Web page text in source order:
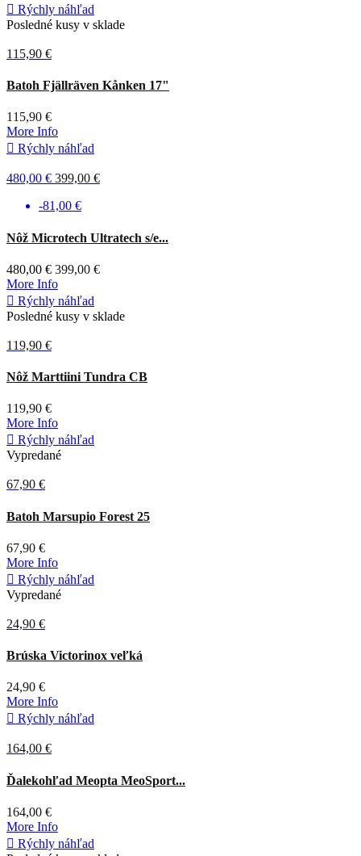
 Rýchly náhľad
Posledné kusy v sklade
115,90 €
Čierna
Batoh Fjällräven Kånken 17"
115,90 €
More Info
 Rýchly náhľad
480,00 € 399,00 €
-81,00 €
Čierna
Nôž Microtech Ultratech s/e...
480,00 € 399,00 €
More Info
 Rýchly náhľad
Posledné kusy v sklade
119,90 €
Hnedá
Nôž Marttiini Tundra CB
119,90 €
More Info
 Rýchly náhľad
Vypredané
67,90 €
Zelená
Batoh Marsupio Forest 25
67,90 €
More Info
 Rýchly náhľad
Vypredané
24,90 €
Sivá
Brúska Victorinox veľká
24,90 €
More Info
 Rýchly náhľad
164,00 €
Zelená
Ďalekohľad Meopta MeoSport...
164,00 €
More Info
 Rýchly náhľad